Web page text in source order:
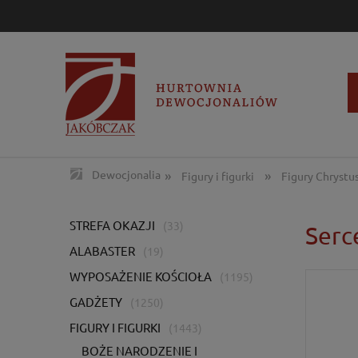
Dewocjonalia » Figury i figurki » Figury
STREFA OKAZJI (33)
ALABASTER (19)
WYPOSAŻENIE KOŚCIOŁA (1195)
GADŻETY (1250)
FIGURY I FIGURKI (1443)
BOŻE NARODZENIE I